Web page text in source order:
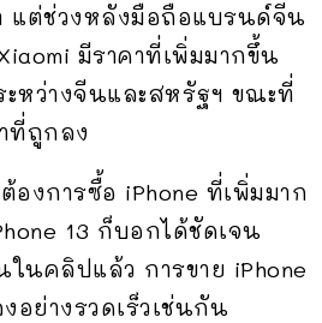
แต่ช่วงหลังมือถือแบรนด์จีน
มีราคาที่เพิ่มมากขึ้น
ะหว่างจีนและสหรัฐฯ ขณะที่
ที่ถูกลง
องการซื้อ iPhone ที่เพิ่มมาก
13 ก็บอกได้ชัดเจน
ในคลิปแล้ว การขาย iPhone
ย่างรวดเร็วเช่นกัน